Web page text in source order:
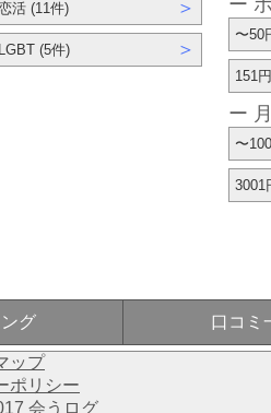
活 (11件) ＞
LGBT (5件) ＞
ー
〜50
151
ー
〜
3001
グ 口コミ
ップ
ポリシー
会うログ